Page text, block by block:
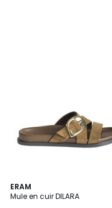
ERAM
Mule en cuir DILARA